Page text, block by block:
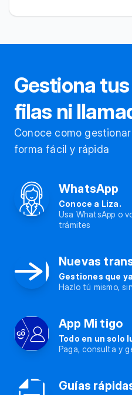
Gestiona
filas ni
Conoce como
forma fácil y rápida
WhatsApp
Conoce a Liza.
Usa WhatsApp o
trámites
Nuevas
Gestiones que
Hazlo tú mismo,
App Mi tigo
Todo en un solo
Paga, consulta y
Guías